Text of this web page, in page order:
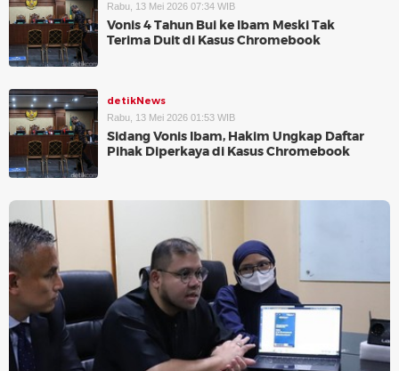
Rabu, 13 Mei 2026 07:34 WIB
Vonis 4 Tahun Bui ke Ibam Meski Tak
Terima Duit di Kasus Chromebook
detikNews
Rabu, 13 Mei 2026 01:53 WIB
Sidang Vonis Ibam, Hakim Ungkap Daftar
Pihak Diperkaya di Kasus Chromebook